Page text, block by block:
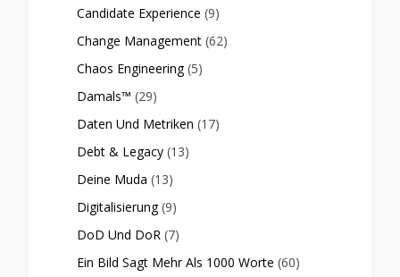
Candidate Experience (9)
Change Management (62)
Chaos Engineering (5)
Damals™ (29)
Daten Und Metriken (17)
Debt & Legacy (13)
Deine Muda (13)
Digitalisierung (9)
DoD Und DoR (7)
Ein Bild Sagt Mehr Als 1000 Worte (60)